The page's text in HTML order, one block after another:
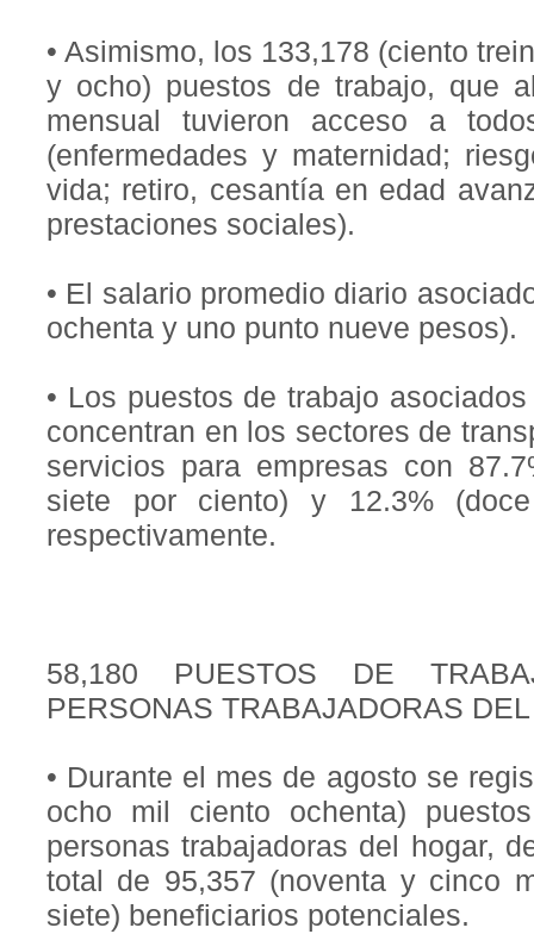
• Asimismo, los 133,178 (ciento
y ocho) puestos de trabajo, que
mensual tuvieron acceso a
(enfermedades y maternidad;
vida; retiro, cesantía en edad
prestaciones sociales).
• El salario promedio diario
ochenta y uno punto nueve pesos).
• Los puestos de trabajo
concentran en los sectores de
servicios para empresas con
siete por ciento) y 12.3%
respectivamente.
58,180 PUESTOS DE
PERSONAS TRABAJADORAS
• Durante el mes de agosto se
ocho mil ciento ochenta)
personas trabajadoras del hogar,
total de 95,357 (noventa y cinco
siete) beneficiarios potenciales.